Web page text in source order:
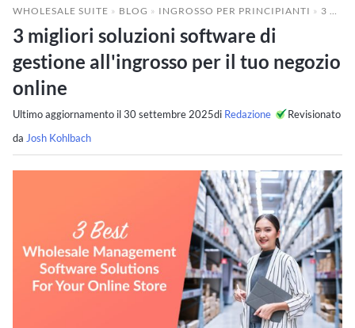
WHOLESALE SUITE » BLOG » INGROSSO PER PRINCIPIANTI » 3 MIGLIORI SOLUZIONI SOFTWARE DI GESTIONE ALL'INGROSSO PER IL TUO NEGOZIO ONLINE
3 migliori soluzioni software di
gestione all'ingrosso per il tuo negozio
online
Ultimo aggiornamento il30 settembre 2025di Redazione
Revisionato
da Josh Kohlbach